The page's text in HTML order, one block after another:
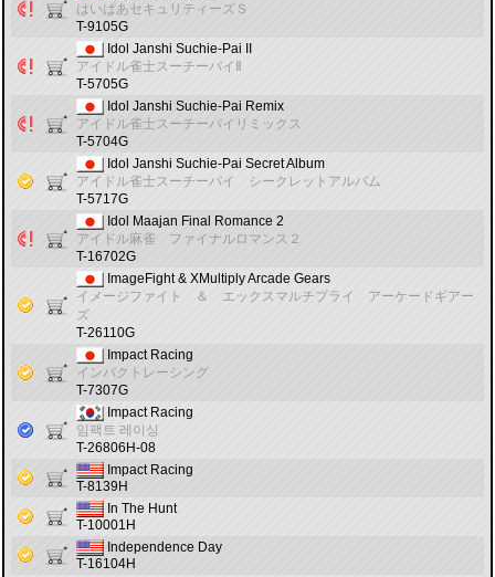
はいぱあセキュリティーズＳ
T-9105G
Idol Janshi Suchie-Pai II
アイドル雀士スーチーパイⅡ
T-5705G
Idol Janshi Suchie-Pai Remix
アイドル雀士スーチーパイリミックス
T-5704G
Idol Janshi Suchie-Pai Secret Album
アイドル雀士スーチーパイ シークレットアルバム
T-5717G
Idol Maajan Final Romance 2
アイドル麻雀 ファイナルロマンス２
T-16702G
ImageFight & XMultiply Arcade Gears
イメージファイト ＆ エックスマルチプライ アーケードギアー
ズ
T-26110G
Impact Racing
インパクトレーシング
T-7307G
Impact Racing
임팩트 레이싱
T-26806H-08
Impact Racing
T-8139H
In The Hunt
T-10001H
Independence Day
T-16104H